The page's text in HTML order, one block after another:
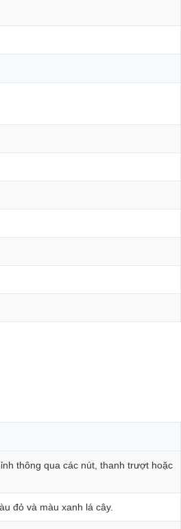
thông qua các nút, thanh trượt hoặc
đỏ và màu xanh lá cây.